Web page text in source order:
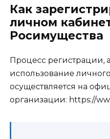
Как
личном
Росимущества
Процесс регистрации,
использование
осуществляется на
организации: https://